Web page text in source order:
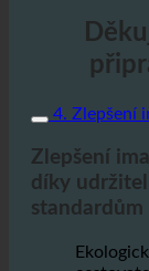
4. Zlepšení
Zlepšení